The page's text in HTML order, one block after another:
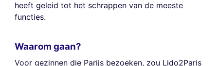
heeft geleid tot het schrappen van de meeste
functies.
Waarom gaan?
Voor gezinnen die Parijs bezoeken, zou Lido2Paris